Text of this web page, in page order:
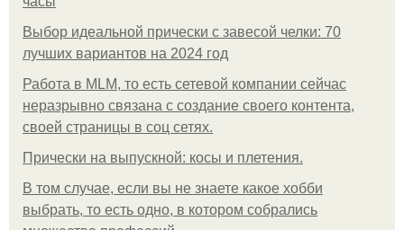
Выбор идеальной прически с завесой челки: 70
лучших вариантов на 2024 год
Работа в MLM, то есть сетевой компании сейчас
неразрывно связана с создание своего контента,
своей страницы в соц сетях.
Прически на выпускной: косы и плетения.
В том случае, если вы не знаете какое хобби
выбрать, то есть одно, в котором собрались